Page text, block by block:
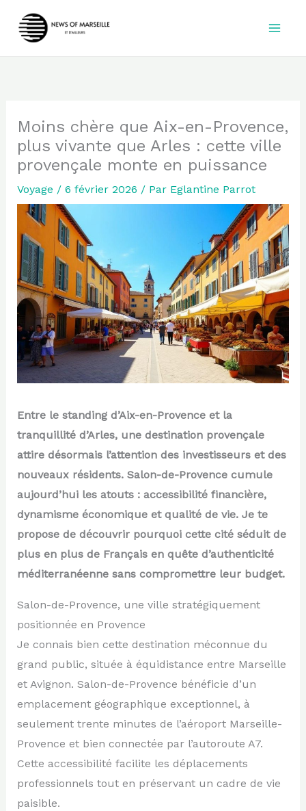
Moins chère que Aix-en-Provence,
plus vivante que Arles : cette ville
provençale monte en puissance
Voyage / 6 février 2026 / Par Eglantine Parrot
Entre le standing d’Aix-en-Provence et la
tranquillité d’Arles, une destination provençale
attire désormais l’attention des investisseurs et des
nouveaux résidents. Salon-de-Provence cumule
aujourd’hui les atouts : accessibilité financière,
dynamisme économique et qualité de vie. Je te
propose de découvrir pourquoi cette cité séduit de
plus en plus de Français en quête d’authenticité
méditerranéenne sans compromettre leur budget.
Salon-de-Provence, une ville stratégiquement
positionnée en Provence
Je connais bien cette destination méconnue du
grand public, située à équidistance entre Marseille
et Avignon. Salon-de-Provence bénéficie d’un
emplacement géographique exceptionnel, à
seulement trente minutes de l’aéroport Marseille-
Provence et bien connectée par l’autoroute A7.
Cette accessibilité facilite les déplacements
professionnels tout en préservant un cadre de vie
paisible.